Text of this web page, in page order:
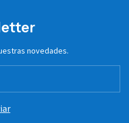
novedades.